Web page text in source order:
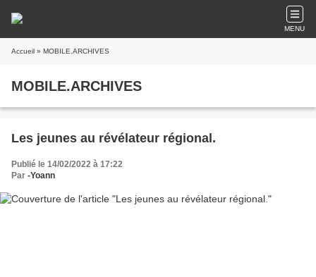
MENU
Accueil » MOBILE.ARCHIVES
MOBILE.ARCHIVES
Les jeunes au révélateur régional.
Publié le 14/02/2022 à 17:22
Par -Yoann